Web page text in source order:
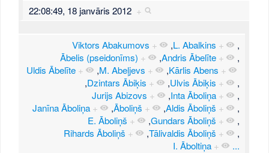
22:08:49, 18 janvāris 2012 +
Viktors Abakumovs + ,L. Abalkins +
,
Ābelis (pseidonīms) + ,Andris Ābelīte +
,
Uldis Ābelīte + ,M. Abeļjevs + ,Kārlis Abens +
,Dzintars Ābiķis + ,Ulvis Ābiķis +
,
Jurijs Abizovs + ,Inta Āboliņa +
,
Janīna Āboliņa + ,Āboliņš + ,Aldis Āboliņš +
,
E. Āboliņš + ,Gundars Āboliņš +
,
Rihards Āboliņš + ,Tālivaldis Āboliņš +
,
I. Āboltiņa + ...